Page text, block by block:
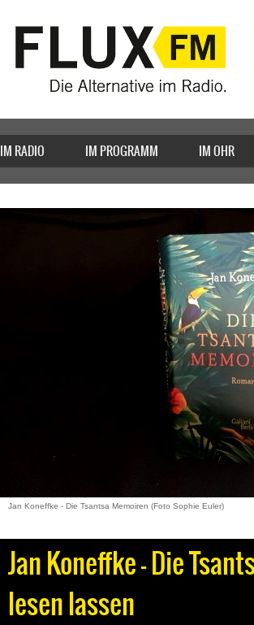
IM RADIO IM PROGRAMM IM OHR
Jan Koneffke - Die Tsantsa Memoiren (Foto Sophie Euler)
Jan Koneffke – Die
lesen lassen